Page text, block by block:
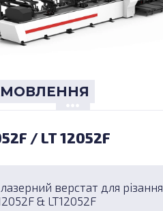
/ LT 12052F
верстат для різання
& LT12052F